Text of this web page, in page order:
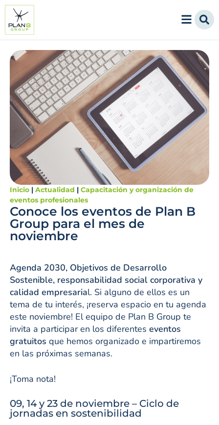
Inicio | Actualidad | Capacitación y organización de
eventos profesionales
Conoce los eventos de Plan B
Group para el mes de
noviembre
Agenda 2030, Objetivos de Desarrollo
Sostenible, responsabilidad social corporativa y
calidad empresarial. Si alguno de ellos es un
tema de tu interés, ¡reserva espacio en tu agenda
este noviembre! El equipo de Plan B Group te
invita a participar en los diferentes eventos
gratuitos que hemos organizado e impartiremos
en las próximas semanas.
¡Toma nota!
09, 14 y 23 de noviembre – Ciclo de
jornadas en sostenibilidad